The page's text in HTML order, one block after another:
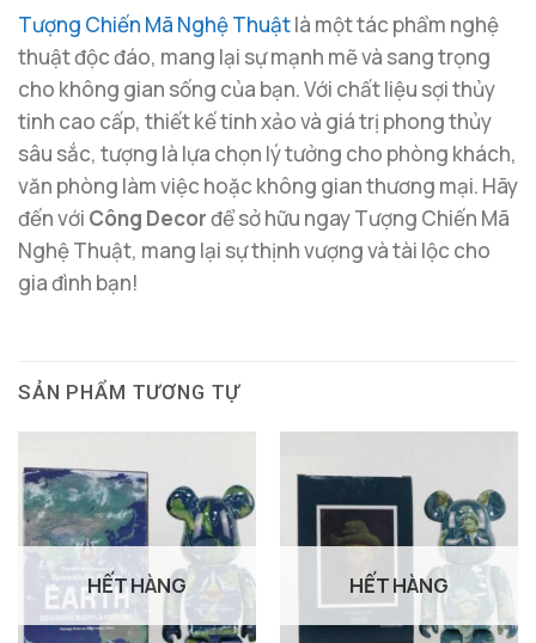
Tượng Chiến Mã Nghệ Thuậtlà một tác phẩm nghệ
thuật độc đáo, mang lại sự mạnh mẽ và sang trọng
cho không gian sống của bạn. Với chất liệu sợi thủy
tinh cao cấp, thiết kế tinh xảo và giá trị phong thủy
sâu sắc, tượng là lựa chọn lý tưởng cho phòng khách,
văn phòng làm việc hoặc không gian thương mại. Hãy
đến với Công Decorđể sở hữu ngay Tượng Chiến Mã
Nghệ Thuật, mang lại sự thịnh vượng và tài lộc cho
gia đình bạn!
SẢN PHẨM TƯƠNG TỰ
HẾT HÀNG HẾT HÀNG